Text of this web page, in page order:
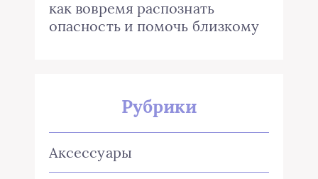
как вовремя распознать
опасность и помочь близкому
Рубрики
Аксессуары